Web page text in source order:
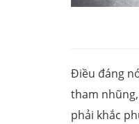
Điều đáng
tham
phải khắc